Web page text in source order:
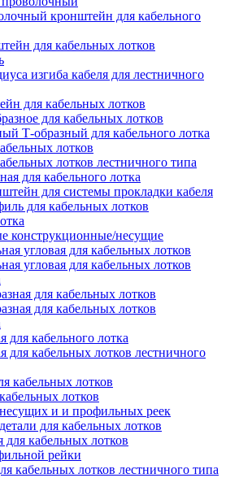
кронштейн для кабельного
для кабельных лотков
изгиба кабеля для лестничного
для кабельных лотков
для кабельных лотков
Т-образный для кабельного лотка
лотков
лотков лестничного типа
для кабельного лотка
для системы прокладки кабеля
для кабельных лотков
конструкционные/несущие
угловая для кабельных лотков
угловая для кабельных лотков
для кабельных лотков
для кабельных лотков
для кабельного лотка
для кабельных лотков лестничного
кабельных лотков
лотков
и и профильных реек
для кабельных лотков
для кабельных лотков
рейки
кабельных лотков лестничного типа